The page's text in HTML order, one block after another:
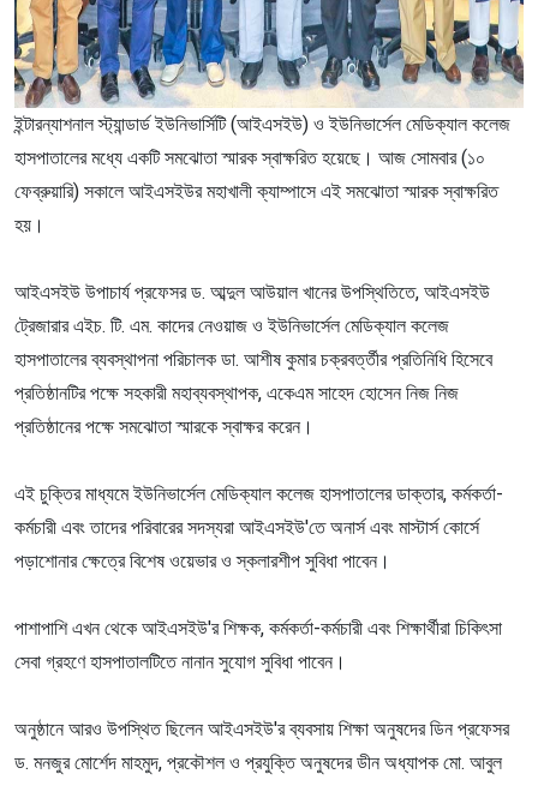
ইন্টারন্যাশনাল স্ট্যান্ডার্ড ইউনিভার্সিটি (আইএসইউ) ও ইউনিভার্সেল মেডিক্যাল কলেজ
হাসপাতালের মধ্যে একটি সমঝোতা স্মারক স্বাক্ষরিত হয়েছে। আজ সোমবার (১০
ফেব্রুয়ারি) সকালে আইএসইউর মহাখালী ক্যাম্পাসে এই সমঝোতা স্মারক স্বাক্ষরিত
হয়।
আইএসইউ উপাচার্য প্রফেসর ড. আব্দুল আউয়াল খানের উপস্থিতিতে, আইএসইউ
ট্রেজারার এইচ. টি. এম. কাদের নেওয়াজ ও ইউনিভার্সেল মেডিক্যাল কলেজ
হাসপাতালের ব্যবস্থাপনা পরিচালক ডা. আশীষ কুমার চক্রবর্ত্তীর প্রতিনিধি হিসেবে
প্রতিষ্ঠানটির পক্ষে সহকারী মহাব্যবস্থাপক, একেএম সাহেদ হোসেন নিজ নিজ
প্রতিষ্ঠানের পক্ষে সমঝোতা স্মারকে স্বাক্ষর করেন।
এই চুক্তির মাধ্যমে ইউনিভার্সেল মেডিক্যাল কলেজ হাসপাতালের ডাক্তার, কর্মকর্তা-
কর্মচারী এবং তাদের পরিবারের সদস্যরা আইএসইউ'তে অনার্স এবং মাস্টার্স কোর্সে
পড়াশোনার ক্ষেত্রে বিশেষ ওয়েভার ও স্কলারশীপ সুবিধা পাবেন।
পাশাপাশি এখন থেকে আইএসইউ'র শিক্ষক, কর্মকর্তা-কর্মচারী এবং শিক্ষার্থীরা চিকিৎসা
সেবা গ্রহণে হাসপাতালটিতে নানান সুযোগ সুবিধা পাবেন।
অনুষ্ঠানে আরও উপস্থিত ছিলেন আইএসইউ'র ব্যবসায় শিক্ষা অনুষদের ডিন প্রফেসর
ড. মনজুর মোর্শেদ মাহমুদ, প্রকৌশল ও প্রযুক্তি অনুষদের ডীন অধ্যাপক মো. আবুল